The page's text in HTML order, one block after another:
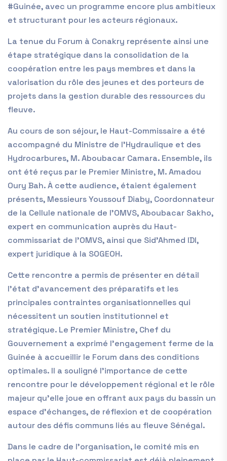
#Guinée, avec un programme encore plus ambitieux
et structurant pour les acteurs régionaux.
La tenue du Forum à Conakry représente ainsi une
étape stratégique dans la consolidation de la
coopération entre les pays membres et dans la
valorisation du rôle des jeunes et des porteurs de
projets dans la gestion durable des ressources du
fleuve.
Au cours de son séjour, le Haut-Commissaire a été
accompagné du Ministre de l’Hydraulique et des
Hydrocarbures, M. Aboubacar Camara. Ensemble, ils
ont été reçus par le Premier Ministre, M. Amadou
Oury Bah. À cette audience, étaient également
présents, Messieurs Youssouf Diaby, Coordonnateur
de la Cellule nationale de l’OMVS, Aboubacar Sakho,
expert en communication auprès du Haut-
commissariat de l’OMVS, ainsi que Sid’Ahmed IDI,
expert juridique à la SOGEOH.
Cette rencontre a permis de présenter en détail
l’état d’avancement des préparatifs et les
principales contraintes organisationnelles qui
nécessitent un soutien institutionnel et
stratégique. Le Premier Ministre, Chef du
Gouvernement a exprimé l’engagement ferme de la
Guinée à accueillir le Forum dans des conditions
optimales. Il a souligné l’importance de cette
rencontre pour le développement régional et le rôle
majeur qu’elle joue en offrant aux pays du bassin un
espace d’échanges, de réflexion et de coopération
autour des défis communs liés au fleuve Sénégal.
Dans le cadre de l’organisation, le comité mis en